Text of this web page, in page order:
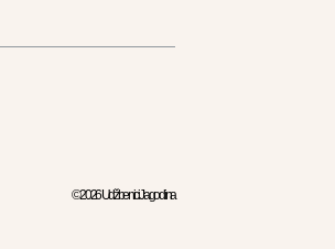
© 2026 Udžbenici Jagodina